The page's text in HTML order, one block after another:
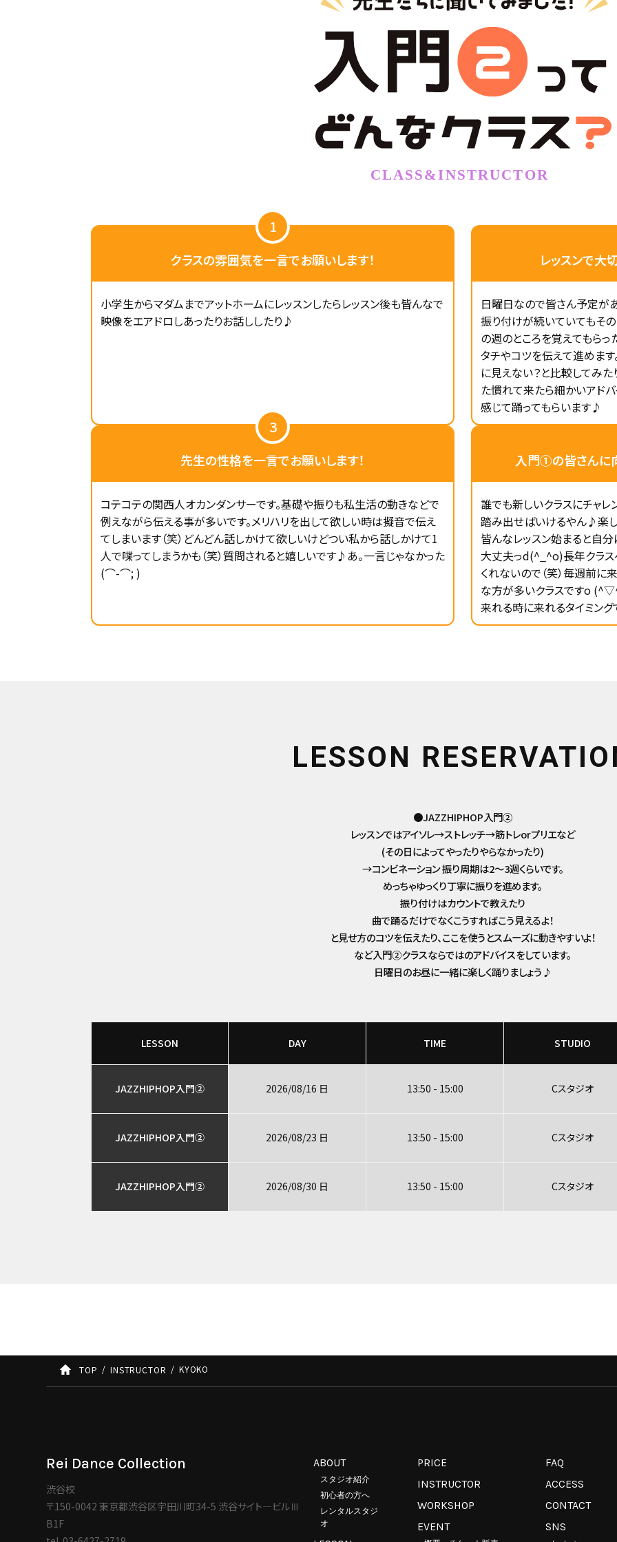
1
クラスの雰囲気を一言でお願いします！
小学生からマダムまでアットホームにレッスンしたらレッスン後も皆んなで
映像をエアドロしあったりお話ししたり♪
レッスンで大
日曜日なので皆さん予定が
振り付けが続いていてもそ
の週のところを覚えてもらっ
タチやコツを伝えて進めます
に見えない？と比較してみ
た慣れて来たら細かいアド
感じて踊ってもらいます♪
3
先生の性格を一言でお願いします！
コテコテの関西人オカンダンサーです。基礎や振りも私生活の動きなどで
例えながら伝える事が多いです。メリハリを出して欲しい時は擬音で伝え
てしまいます（笑）どんどん話しかけて欲しいけどつい私から話しかけて1
人で喋ってしまうかも（笑）質問されると嬉しいです♪あ。一言じゃなかった
(⌒-⌒; )
入門①の皆さんに
誰でも新しいクラスにチャ
踏み出せばいけるやん♪楽
皆んなレッスン始まると自
大丈夫っd(^_^o)長年クラス
くれないので（笑）毎週前に
な方が多いクラスですo
来れる時に来れるタイミング
LESSON
●JAZZHIPHOP入門②
レッスンではアイソレ→ストレッチ→筋トレorプリエなど
(その日によってやったりやらなかったり)
→コンビネーション 振り周期は2～3週くらいです。
めっちゃゆっくり丁寧に振りを進めます。
振り付けはカウントで教えたり
曲で踊るだけでなくこうすればこう見えるよ！
と見せ方のコツを伝えたり、ここを使うとスムーズに動きやすいよ！
など入門②クラスならではのアドバイスをしています。
日曜日のお昼に一緒に楽しく踊りましょう♪
LESSON DAY TIME STUDIO
JAZZHIPHOP入門② 2026/08/16 日 13:50 - 15:00 Cスタジオ
JAZZHIPHOP入門② 2026/08/23 日 13:50 - 15:00 Cスタジオ
JAZZHIPHOP入門② 2026/08/30 日 13:50 - 15:00 Cスタジオ
TOP INSTRUCTOR KYOKO
Rei Dance Collection
渋谷校
〒150-0042 東京都渋谷区宇田川町34-5 渋谷サイト―ビルⅢ
B1F
ABOUT
スタジオ紹介
初心者の方へ
レンタルスタジ
オ
PRICE
INSTRUCTOR
WORKSHOP
EVENT
FAQ
ACCESS
CONTACT
SNS